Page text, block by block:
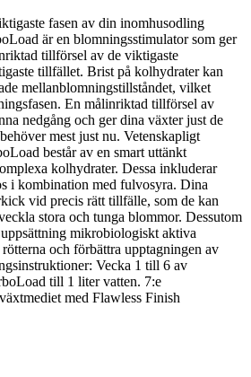
fasen av din inomhusodling
är en blomningsstimulator som ger
tillförsel av de viktigaste
tillfället. Brist på kolhydrater kan
mellanblomningstillståndet, vilket
En målinriktad tillförsel av
nedgång och ger dina växter just de
mest just nu. Vetenskapligt
består av en smart uttänkt
kolhydrater. Dessa inkluderar
i kombination med fulvosyra. Dina
vid precis rätt tillfälle, som de kan
stora och tunga blommor. Dessutom
mikrobiologiskt aktiva
och förbättra upptagningen av
Vecka 1 till 6 av
till 1 liter vatten. 7:e
med Flawless Finish